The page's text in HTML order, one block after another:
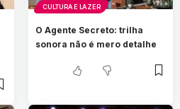
CULTURA E LAZER
O Agente Secreto: trilha
sonora não é mero detalhe